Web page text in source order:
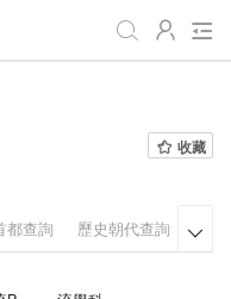
收藏
都查詢 歷史朝代查詢 血型
